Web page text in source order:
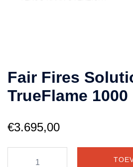
Fair Fires
TrueFlame 1000
€3.695,00